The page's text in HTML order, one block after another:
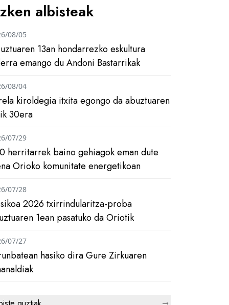
albisteak
13an hondarrezko eskultura
emango du Andoni Bastarrikak
08/05
kiroldegia itxita egongo da abuztuaren
30era
08/04
herritarrek baino gehiagok eman dute
Orioko komunitate energetikoan
07/29
2026 txirrindularitza-proba
1ean pasatuko da Oriotik
07/28
hasiko dira Gure Zirkuaren
07/27